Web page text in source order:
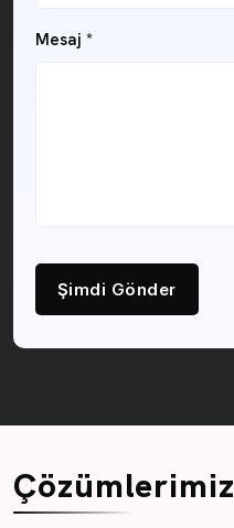
Mesaj *
Şimdi Gönder
Çözümlerimiz